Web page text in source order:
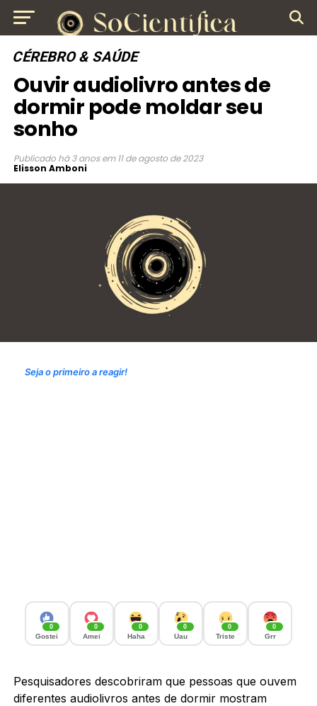
CÉREBRO & SAÚDE
Ouvir audiolivro antes de
dormir pode moldar seu
sonho
Publicado há 3 anos em 11 de agosto de 2023
Elisson Amboni
Seja o primeiro a reagir!
0
Gostei
0
Amei
0
Haha
0
Uau
0
Triste
0
Grr
Pesquisadores descobriram que pessoas que ouvem
diferentes audiolivros antes de dormir mostram